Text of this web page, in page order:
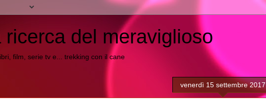
ricerca del meraviglioso
film, serie tv e... trekking con il cane
venerdì 15 settembre 2017